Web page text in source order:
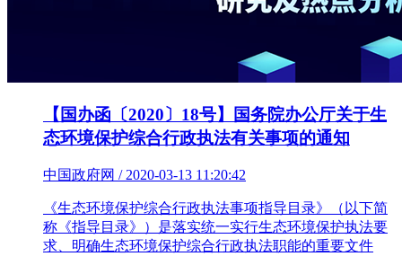
【国办函〔2020〕18号】国务院办公厅关于生
态环境保护综合行政执法有关事项的通知
中国政府网 / 2020-03-13 11:20:42
《生态环境保护综合行政执法事项指导目录》（以下简
称《指导目录》）是落实统一实行生态环境保护执法要
求、明确生态环境保护综合行政执法职能的重要文件